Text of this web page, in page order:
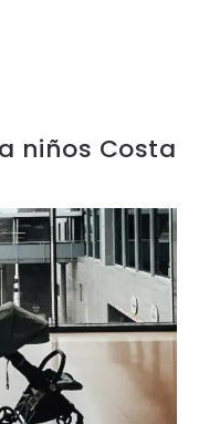
niños Costa